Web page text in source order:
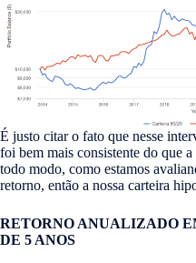
É justo citar o fato que nesse
foi bem mais consistente do que
todo modo, como estamos
retorno, então a nossa carteira
RETORNO ANUALIZADO
DE 5 ANOS